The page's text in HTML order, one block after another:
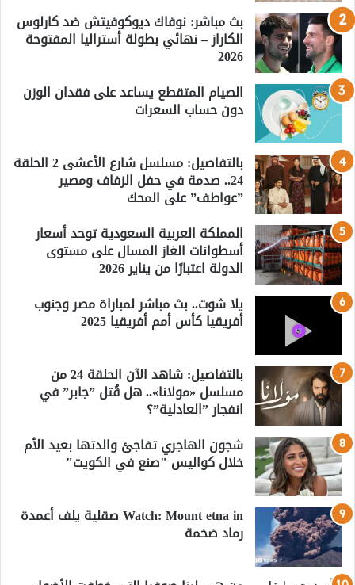
بث مباشر: نوفاك ديوكوفيتش ضد كارلوس
الكاراز – نهائي بطولة أستراليا المفتوحة
2026
الصيام المتقطع يساعد على فقدان الوزن
دون حساب السعرات
بالتفاصيل: مسلسل شارع الأعشى 2 الحلقة
24.. صدمة في حفل الزفاف ومصير
”عواطف” على المحك
المملكة العربية السعودية توحد أسعار
أسطوانات الغاز المسال على مستوى
الدولة اعتبارًا من يناير 2026
يلا شوت.. بث مباشر لمباراة مصر وجنوب
أفريقيا كأس أمم أفريقيا 2025
بالتفاصيل: شاهد الآن الحلقة 24 من
مسلسل «مولانا».. هل قُتل ”جابر” في
انفجار ”العادلية”؟
شجون الهاجري تفاجئ والدتها بعيد الأم
خلال كواليس "صنع في الكويت"
Watch: Mount etna in صقلية يلف أعمدة
رماد ضخمة